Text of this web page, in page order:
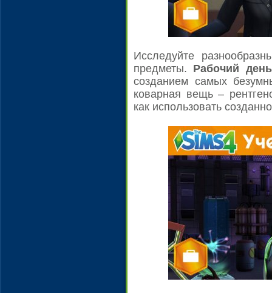
Исследуйте
предметы. Рабочий
созданием самых
коварная вещь –
как использовать